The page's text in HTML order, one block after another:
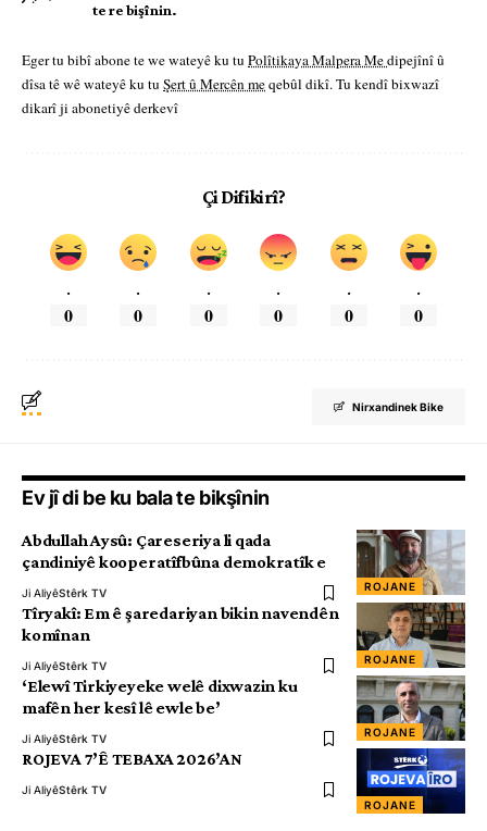
te re bişînin.
Eger tu bibî abone te we wateyê ku tu Polîtikaya Malpera Medipejînî û
dîsa tê wê wateyê ku tu Şert û Mercên meqebûl dikî. Tu kendî bixwazî
dikarî ji abonetiyê derkevî
Çi Difikirî?
.
0
.
0
.
0
.
0
.
0
.
0
Nirxandinek Bike
Ev jî di be ku bala te bikşînin
ROJANE
Abdullah Aysû: Çareseriya li qada
çandiniyê kooperatîfbûna demokratîk e
Ji AliyêStêrk TV
ROJANE
Tîryakî: Em ê şaredariyan bikin navendên
komînan
Ji AliyêStêrk TV
ROJANE
‘Elewî Tirkiyeyeke welê dixwazin ku
mafên her kesî lê ewle be’
Ji AliyêStêrk TV
ROJANE
ROJEVA 7’Ê TEBAXA 2026’AN
Ji AliyêStêrk TV